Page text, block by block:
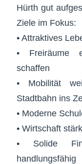
Hürth gut
Ziele im Fokus:
• Attraktives
• Freiräume
schaffen
• Mobilität
Stadtbahn ins
• Moderne
• Wirtschaft
• Solide
handlungsfähig